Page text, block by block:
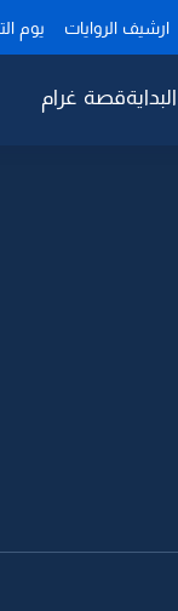
ارشيف الروايات يوم
قصة غرام